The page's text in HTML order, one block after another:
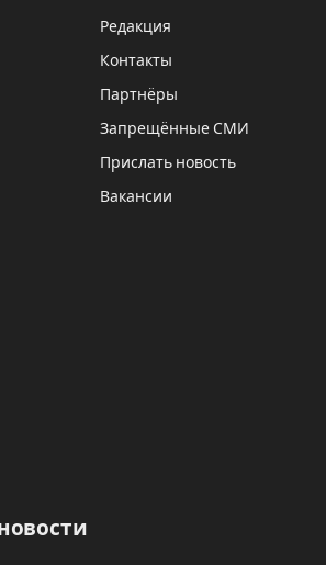
Редакция
Контакты
Партнёры
Запрещённые СМИ
Прислать новость
Вакансии